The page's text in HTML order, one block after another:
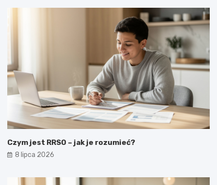
Czym jest RRSO – jak je rozumieć?
8 lipca 2026